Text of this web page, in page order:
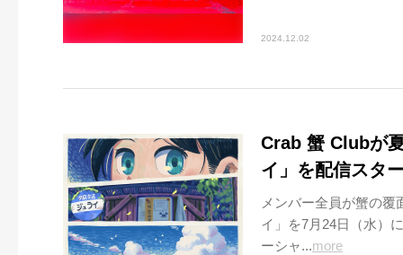
2024.12.02
Crab 蟹 Clubが
イ」を配信スタ
メンバー全員が蟹の
イ」を7月24日（水）
ーシャ...more